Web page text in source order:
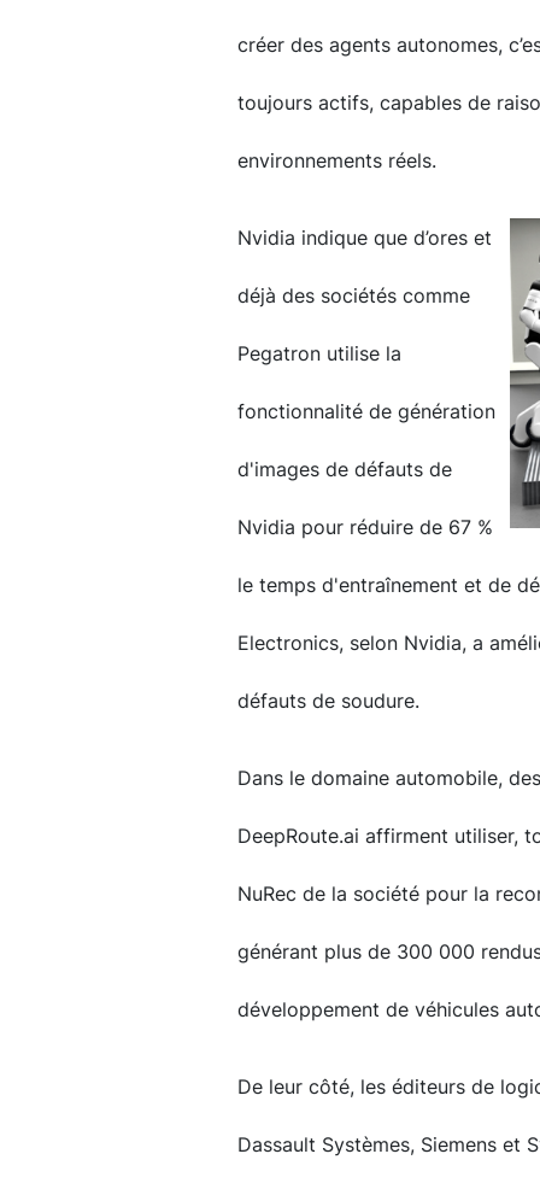
créer des agents autonomes,
toujours actifs, capables de
environnements réels.
Nvidia indique que d’ores et
déjà des sociétés comme
Pegatron utilise la
fonctionnalité de génération
d'images de défauts de
Nvidia pour réduire de 67 %
le temps d'entraînement et de
Electronics, selon Nvidia, a
défauts de soudure.
Dans le domaine automobile,
DeepRoute.ai affirment utiliser,
NuRec de la société pour la
générant plus de 300 000
développement de véhicules
De leur côté, les éditeurs de
Dassault Systèmes, Siemens et